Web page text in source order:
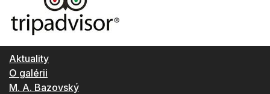
Aktuality
O galérii
M. A. Bazovský